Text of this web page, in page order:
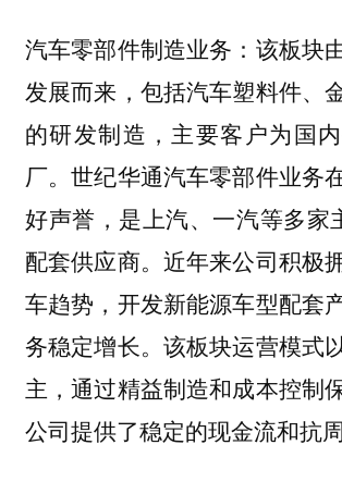
汽车零部件制造业务： 该板块
发展而来，包括汽车塑料件、
的研发制造，主要客户为国
厂。世纪华通汽车零部件业务
好声誉，是上汽、一汽等多家
配套供应商。近年来公司积极
车趋势，开发新能源车型配套
务稳定增长。该板块运营模式
主，通过精益制造和成本控制
公司提供了稳定的现金流和抗周